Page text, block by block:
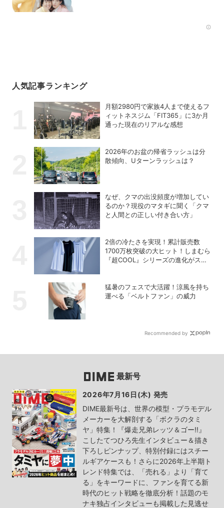
人気記事ランキング
月額2980円で家族4人まで使えるフ
ィットネスジム「FIT365」に3か月
通った現在のリアルな感想
2026年のお盆の帰省ラッシュは分
散傾向、Uターンラッシュは？
なぜ、クマの出没頻度が増加してい
るのか？現役のマタギに聞く「クマ
と人間との正しい付き合い方」
2倍の冷たさを実現！累計販売数
1700万枚突破の大ヒット！しまむら
『超COOL』シリーズの進化がスゴ
猛暑のフェスで大活躍！涼風を持ち
運べる「ベルトファン」の威力
Recommended by
最新号
2026年7月16日(木) 発売
DIME最新号は、世界の模型・プラモデル
メーカーを大解剖する「ボクラのタミ
ヤ」特集！『爆走兄弟レッツ＆ゴー!!』
こしたてつひろ先生インタビュー＆描き
下ろしピンナップ、特別付録にはスチー
ルギアケースも！さらに2026年上半期ト
レンド特集では、「売れる」より「育て
る」をキーワードに、ファンを育てる新
時代のヒット戦略を徹底分析！話題のモ
ナキ独占インタビューも掲載した見逃せ